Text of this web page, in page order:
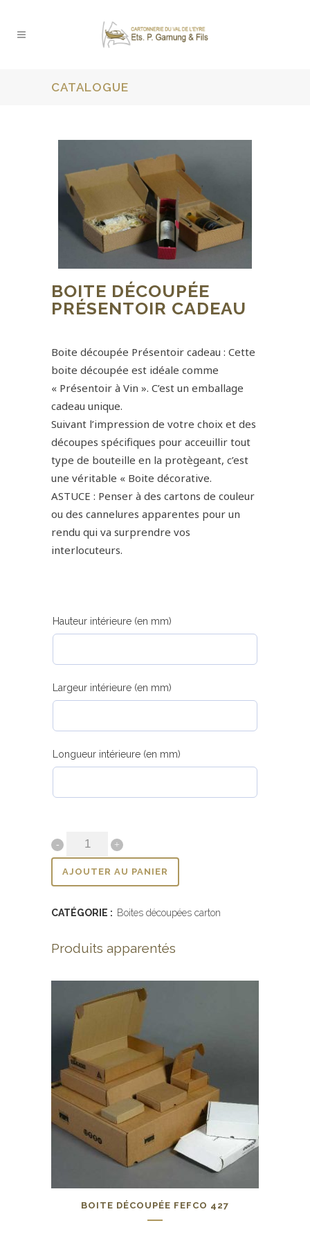
CATALOGUE
BOITE DÉCOUPÉE
PRÉSENTOIR CADEAU
Boite découpée Présentoir cadeau : Cette
boite découpée est idéale comme
« Présentoir à Vin ». C’est un emballage
cadeau unique.
Suivant l’impression de votre choix et des
découpes spécifiques pour acceuillir tout
type de bouteille en la protègeant, c’est
une véritable « Boite décorative.
ASTUCE : Penser à des cartons de couleur
ou des cannelures apparentes pour un
rendu qui va surprendre vos
interlocuteurs.
Hauteur intérieure (en mm)
Largeur intérieure (en mm)
Longueur intérieure (en mm)
AJOUTER AU PANIER
CATÉGORIE : Boites découpées carton
Produits apparentés
BOITE DÉCOUPÉE FEFCO 427